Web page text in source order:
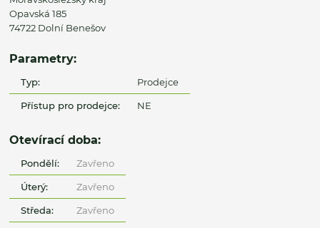
Opavská 185
74722 Dolní Benešov
Parametry:
Typ: Prodejce
Přístup pro prodejce: NE
Otevírací doba:
Pondělí: Zavřeno
Úterý: Zavřeno
Středa: Zavřeno